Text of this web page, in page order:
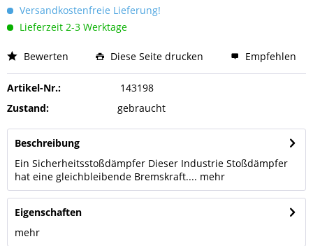
Versandkostenfreie Lieferung!
Lieferzeit 2-3 Werktage
Bewerten Diese Seite drucken Empfehlen
Artikel-Nr.:
143198
Zustand:
gebraucht
Beschreibung
Ein Sicherheitsstoßdämpfer Dieser Industrie Stoßdämpfer
hat eine gleichbleibende Bremskraft.... mehr
Eigenschaften
mehr